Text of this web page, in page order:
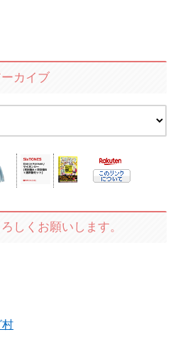
カイブ
しくお願いします。
村